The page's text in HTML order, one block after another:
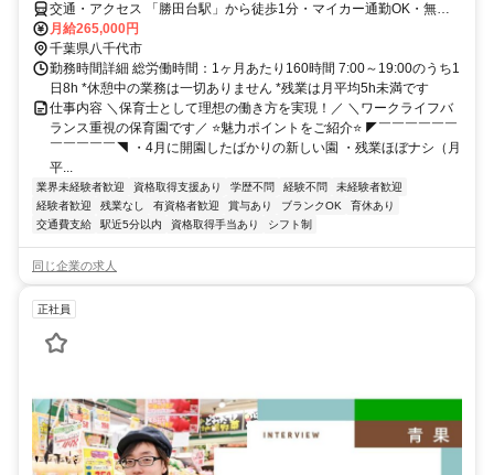
交通・アクセス 「勝田台駅」から徒歩1分・マイカー通勤OK・無料
駐車場完備（一部対象外の園あり）
月給265,000円
千葉県八千代市
勤務時間詳細 総労働時間：1ヶ月あたり160時間 7:00～19:00のうち1
日8h *休憩中の業務は一切ありません *残業は月平均5h未満です
仕事内容 ＼保育士として理想の働き方を実現！／ ＼ワークライフバ
ランス重視の保育園です／ ⭐魅力ポイントをご紹介⭐ ◤￣￣￣￣￣￣
￣￣￣￣￣◥ ・4月に開園したばかりの新しい園 ・残業ほぼナシ（月
平...
業界未経験者歓迎 資格取得支援あり 学歴不問 経験不問
未経験者歓迎
経験者歓迎
残業なし 有資格者歓迎 賞与あり ブランクOK
育休あり
交通費支給
駅近5分以内 資格取得手当あり シフト制
同じ企業の求人
正社員